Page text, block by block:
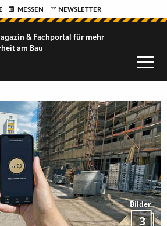
MESSEN NEWSLETTER
& Fachportal für mehr
am Bau
Bilder
3